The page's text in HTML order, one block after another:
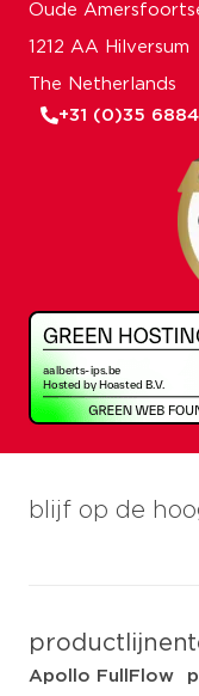
blijf op de
productlijnen
Apollo FullFlow
Oude
1212 AA Hilversum
The Netherlands
+31 (0)35 6884